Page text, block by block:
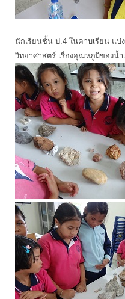
นักเรียนชั้น ป.4 ในคาบเรียน แ
วิทยาศาสตร์ เรื่องอุณหภูมิของน้ำ